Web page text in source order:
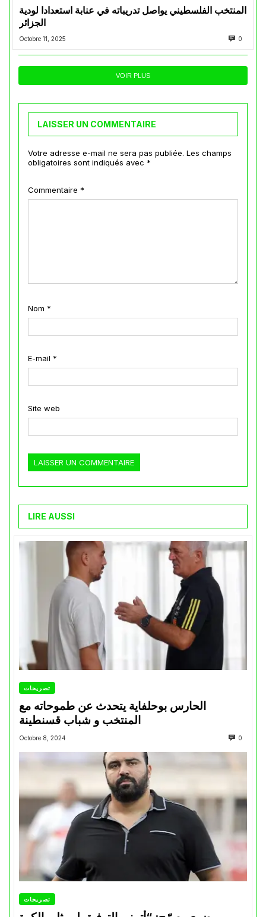
المنتخب الفلسطيني يواصل تدريباته في عنابة استعدادا لودية
الجزائر
Octobre 11, 2025 0
VOIR PLUS
LAISSER UN COMMENTAIRE
Votre adresse e-mail ne sera pas publiée. Les champs
obligatoires sont indiqués avec *
Commentaire *
Nom *
E-mail *
Site web
LIRE AUSSI
تصريحات
الحارس بوحلفاية يتحدث عن طموحاته مع
المنتخب و شباب قسنطينة
Octobre 8, 2024 0
تصريحات